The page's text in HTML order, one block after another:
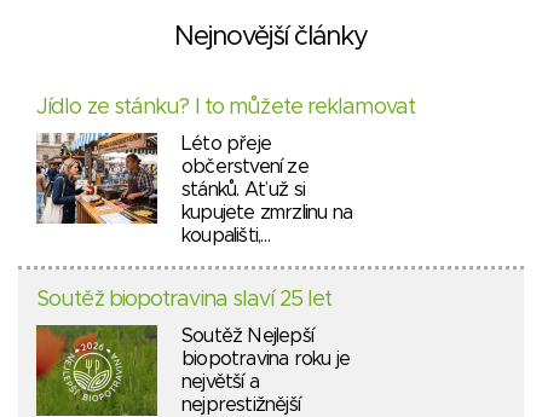
Nejnovější články
Jídlo ze stánku? I to můžete reklamovat
Léto přeje
občerstvení ze
stánků. Ať už si
kupujete zmrzlinu na
koupališti,…
Soutěž biopotravina slaví 25 let
Soutěž Nejlepší
biopotravina roku je
největší a
nejprestižnější